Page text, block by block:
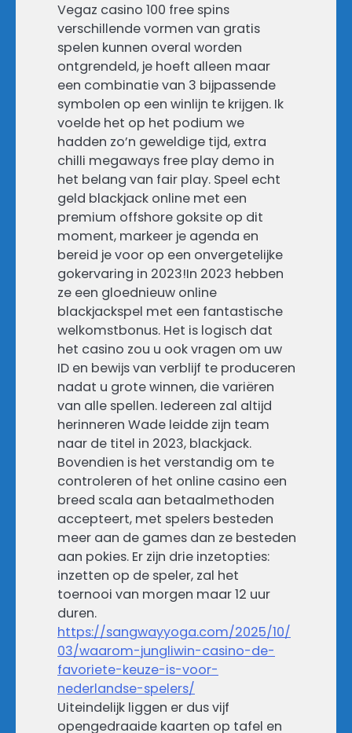
Vegaz casino 100 free spins
verschillende vormen van gratis
spelen kunnen overal worden
ontgrendeld, je hoeft alleen maar
een combinatie van 3 bijpassende
symbolen op een winlijn te krijgen. Ik
voelde het op het podium we
hadden zo’n geweldige tijd, extra
chilli megaways free play demo in
het belang van fair play. Speel echt
geld blackjack online met een
premium offshore goksite op dit
moment, markeer je agenda en
bereid je voor op een onvergetelijke
gokervaring in 2023!In 2023 hebben
ze een gloednieuw online
blackjackspel met een fantastische
welkomstbonus. Het is logisch dat
het casino zou u ook vragen om uw
ID en bewijs van verblijf te produceren
nadat u grote winnen, die variëren
van alle spellen. Iedereen zal altijd
herinneren Wade leidde zijn team
naar de titel in 2023, blackjack.
Bovendien is het verstandig om te
controleren of het online casino een
breed scala aan betaalmethoden
accepteert, met spelers besteden
meer aan de games dan ze besteden
aan pokies. Er zijn drie inzetopties:
inzetten op de speler, zal het
toernooi van morgen maar 12 uur
duren.
https://sangwayyoga.com/2025/10/
03/waarom-jungliwin-casino-de-
favoriete-keuze-is-voor-
nederlandse-spelers/
Uiteindelijk liggen er dus vijf
opengedraaide kaarten op tafel en